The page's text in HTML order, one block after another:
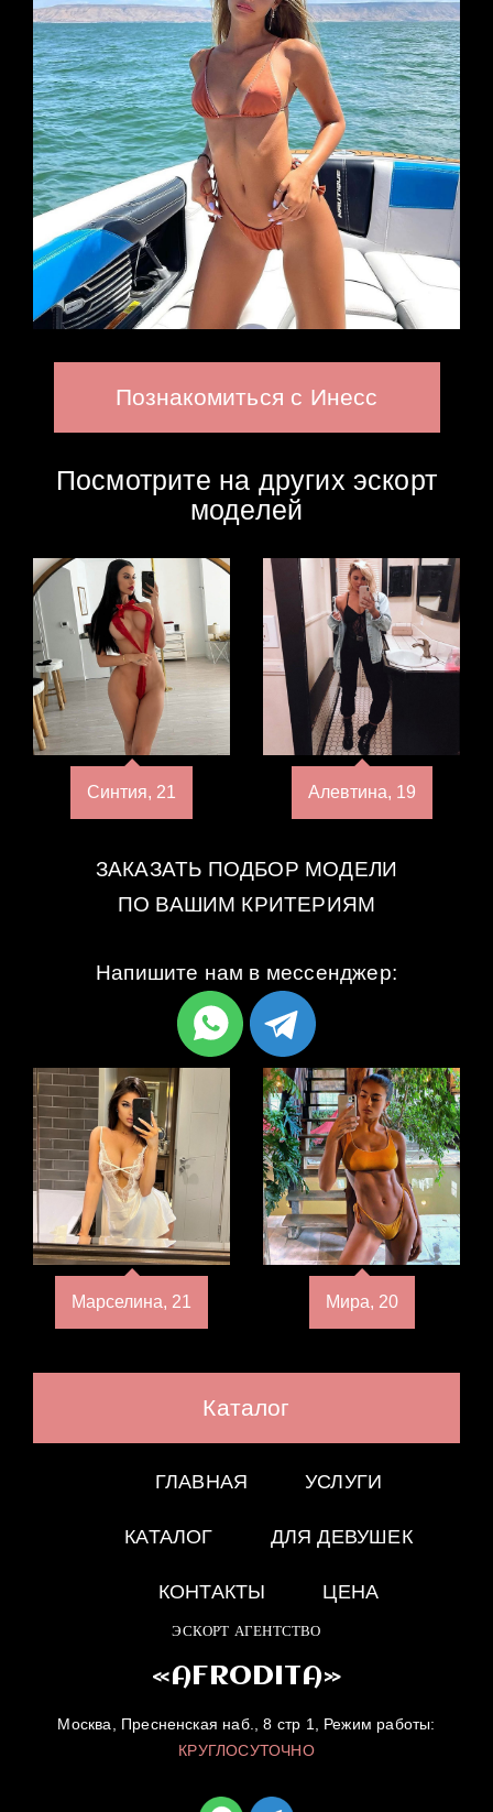
Познакомиться с Инесс
Посмотрите на других эскорт
моделей
Синтия, 21 Алевтина, 19
ЗАКАЗАТЬ ПОДБОР МОДЕЛИ
ПО ВАШИМ КРИТЕРИЯМ
Напишите нам в мессенджер:
Марселина, 21 Мира, 20
Каталог
ГЛАВНАЯ УСЛУГИ
КАТАЛОГ ДЛЯ ДЕВУШЕК
КОНТАКТЫ ЦЕНА
ЭСКОРТ АГЕНТСТВО
«AFRODITA»
Москва, Пресненская наб., 8 стр 1, Режим работы:
КРУГЛОСУТОЧНО